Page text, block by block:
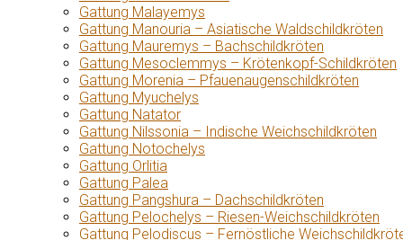
Gattung Malayemys
Gattung Manouria – Asiatische Waldschildkröten
Gattung Mauremys – Bachschildkröten
Gattung Mesoclemmys – Krötenkopf-Schildkröten
Gattung Morenia – Pfauenaugenschildkröten
Gattung Myuchelys
Gattung Natator
Gattung Nilssonia – Indische Weichschildkröten
Gattung Notochelys
Gattung Orlitia
Gattung Palea
Gattung Pangshura – Dachschildkröten
Gattung Pelochelys – Riesen-Weichschildkröten
Gattung Pelodiscus – Fernöstliche